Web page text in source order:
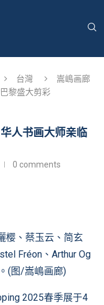
台灣
嵩嶋画廊
黎盛大剪彩
人书画大师亲临
0 comments
樱、蔡玉云、简玄
Fréon、Arthur Og
(图/嵩嶋画廊)
2025春季展于4